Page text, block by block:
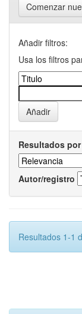
Comenzar
Añadir filtros:
Usa los filtros
Resultados
Autor/registro
Resultados 1-1